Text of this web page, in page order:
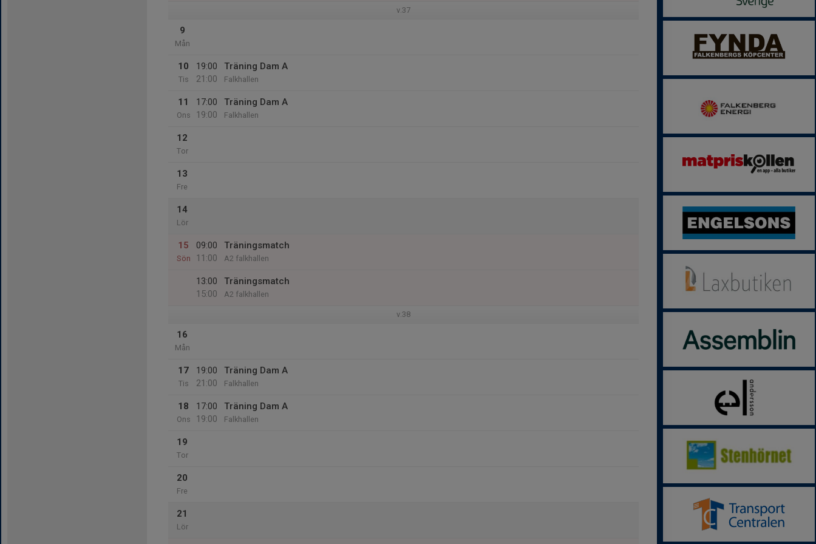
v.37
9
Mån
10
Tis
19:00
21:00
Träning Dam A
Falkhallen
11
Ons
17:00
19:00
Träning Dam A
Falkhallen
12
Tor
13
Fre
14
Lör
15
Sön
09:00
11:00
Träningsmatch
A2 falkhallen
13:00
15:00
Träningsmatch
A2 falkhallen
v.38
16
Mån
17
Tis
19:00
21:00
Träning Dam A
Falkhallen
18
Ons
17:00
19:00
Träning Dam A
Falkhallen
19
Tor
20
Fre
21
Lör